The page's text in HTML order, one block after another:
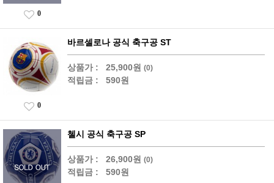
0
바르셀로나 공식 축구공 ST
상품가 : 25,900원 (0)
적립금 : 590원
0
첼시 공식 축구공 SP
상품가 : 26,900원 (0)
적립금 : 590원